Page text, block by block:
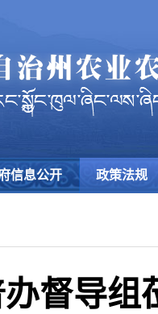
信息公开 政策法规
督导组